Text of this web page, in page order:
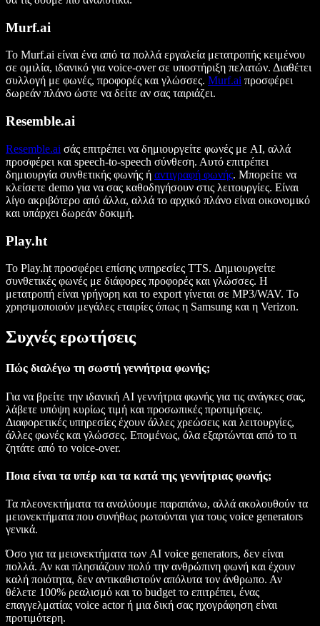
Murf.ai
Το Murf.ai είναι ένα από τα πολλά εργαλεία μετατροπής κειμένου
σε ομιλία, ιδανικό για voice-over σε υποστήριξη πελατών. Διαθέτει
συλλογή με φωνές, προφορές και γλώσσες. Murf.ai προσφέρει
δωρεάν πλάνο ώστε να δείτε αν σας ταιριάζει.
Resemble.ai
Resemble.ai σάς επιτρέπει να δημιουργείτε φωνές με AI, αλλά
προσφέρει και speech-to-speech σύνθεση. Αυτό επιτρέπει
δημιουργία συνθετικής φωνής ή αντιγραφή φωνής. Μπορείτε να
κλείσετε demo για να σας καθοδηγήσουν στις λειτουργίες. Είναι
λίγο ακριβότερο από άλλα, αλλά το αρχικό πλάνο είναι οικονομικό
και υπάρχει δωρεάν δοκιμή.
Play.ht
To Play.ht προσφέρει επίσης υπηρεσίες TTS. Δημιουργείτε
συνθετικές φωνές με διάφορες προφορές και γλώσσες. Η
μετατροπή είναι γρήγορη και το export γίνεται σε MP3/WAV. Το
χρησιμοποιούν μεγάλες εταιρίες όπως η Samsung και η Verizon.
Συχνές ερωτήσεις
Πώς διαλέγω τη σωστή γεννήτρια φωνής;
Για να βρείτε την ιδανική AI γεννήτρια φωνής για τις ανάγκες σας,
λάβετε υπόψη κυρίως τιμή και προσωπικές προτιμήσεις.
Διαφορετικές υπηρεσίες έχουν άλλες χρεώσεις και λειτουργίες,
άλλες φωνές και γλώσσες. Επομένως, όλα εξαρτώνται από το τι
ζητάτε από το voice-over.
Ποια είναι τα υπέρ και τα κατά της γεννήτριας φωνής;
Τα πλεονεκτήματα τα αναλύουμε παραπάνω, αλλά ακολουθούν τα
μειονεκτήματα που συνήθως ρωτούνται για τους voice generators
γενικά.
Όσο για τα μειονεκτήματα των AI voice generators, δεν είναι
πολλά. Αν και πλησιάζουν πολύ την ανθρώπινη φωνή και έχουν
καλή ποιότητα, δεν αντικαθιστούν απόλυτα τον άνθρωπο. Αν
θέλετε 100% ρεαλισμό και το budget το επιτρέπει, ένας
επαγγελματίας voice actor ή μια δική σας ηχογράφηση είναι
προτιμότερη.